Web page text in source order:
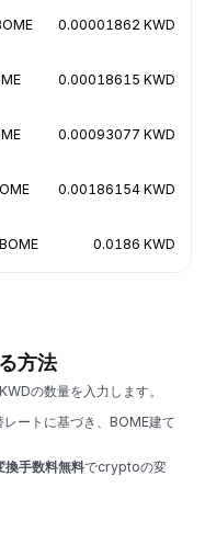
0.00001862 KWD
0.00018615 KWD
0.00093077 KWD
0.00186154 KWD
0.0186 KWD
方法
の数量を入力します。
ートに基づき、BOME建て
換手数料無料でcryptoの変